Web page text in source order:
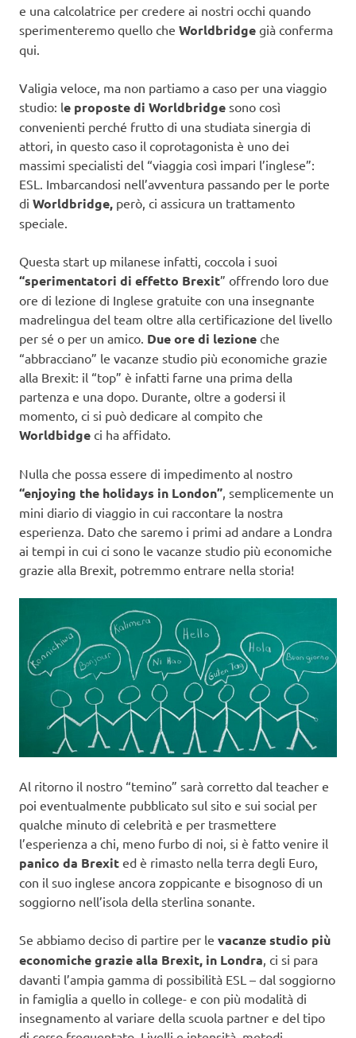
e una calcolatrice per credere ai nostri occhi quando
sperimenteremo quello che Worldbridge già conferma
qui.
Valigia veloce, ma non partiamo a caso per una viaggio
studio: le proposte di Worldbridge sono così
convenienti perché frutto di una studiata sinergia di
attori, in questo caso il coprotagonista è uno dei
massimi specialisti del “viaggia così impari l’inglese”:
ESL. Imbarcandosi nell’avventura passando per le porte
di Worldbridge, però, ci assicura un trattamento
speciale.
Questa start up milanese infatti, coccola i suoi
“sperimentatori di effetto Brexit” offrendo loro due
ore di lezione di Inglese gratuite con una insegnante
madrelingua del team oltre alla certificazione del livello
per sé o per un amico. Due ore di lezione che
“abbracciano” le vacanze studio più economiche grazie
alla Brexit: il “top” è infatti farne una prima della
partenza e una dopo. Durante, oltre a godersi il
momento, ci si può dedicare al compito che
Worldbidge ci ha affidato.
Nulla che possa essere di impedimento al nostro
“enjoying the holidays in London” , semplicemente un
mini diario di viaggio in cui raccontare la nostra
esperienza. Dato che saremo i primi ad andare a Londra
ai tempi in cui ci sono le vacanze studio più economiche
grazie alla Brexit, potremmo entrare nella storia!
Al ritorno il nostro “temino” sarà corretto dal teacher e
poi eventualmente pubblicato sul sito e sui social per
qualche minuto di celebrità e per trasmettere
l’esperienza a chi, meno furbo di noi, si è fatto venire il
panico da Brexit ed è rimasto nella terra degli Euro,
con il suo inglese ancora zoppicante e bisognoso di un
soggiorno nell’isola della sterlina sonante.
Se abbiamo deciso di partire per le vacanze studio più
economiche grazie alla Brexit, in Londra , ci si para
davanti l’ampia gamma di possibilità ESL – dal soggiorno
in famiglia a quello in college- e con più modalità di
insegnamento al variare della scuola partner e del tipo